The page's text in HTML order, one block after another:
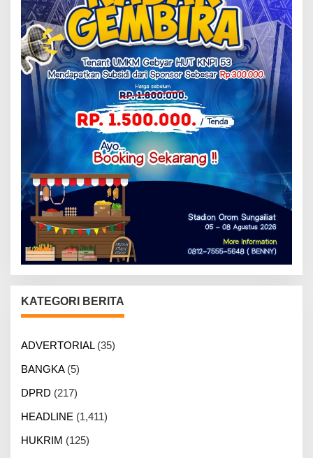
KATEGORI BERITA
ADVERTORIAL(35)
BANGKA(5)
DPRD (217)
HEADLINE (1,411)
HUKRIM (125)